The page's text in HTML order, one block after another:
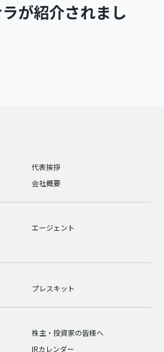
が紹介されまし
代表挨拶
会社概要
エージェント
プレスキット
株主・投資家の皆様へ
IRカレンダー